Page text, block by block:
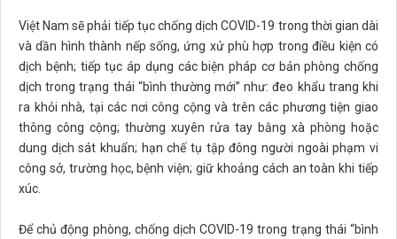
Việt Nam sẽ phải tiếp tục chống dịch COVID-19 trong thời gian dài
và dần hình thành nếp sống, ứng xử phù hợp trong điều kiện có
dịch bệnh; tiếp tục áp dụng các biện pháp cơ bản phòng chống
dịch trong trạng thái “bình thường mới” như: đeo khẩu trang khi
ra khỏi nhà, tại các nơi công cộng và trên các phương tiện giao
thông công cộng; thường xuyên rửa tay bằng xà phòng hoặc
dung dịch sát khuẩn; hạn chế tụ tập đông người ngoài phạm vi
công sở, trường học, bệnh viện; giữ khoảng cách an toàn khi tiếp
xúc.
Để chủ động phòng, chống dịch COVID-19 trong trạng thái “bình